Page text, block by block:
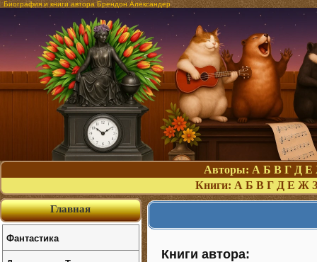
Биография и книги автора Брендон Александер
Авторы: А Б В Г Д Е
Книги: А Б В Г Д Е Ж З
Книги автора:
Главная
Фантастика